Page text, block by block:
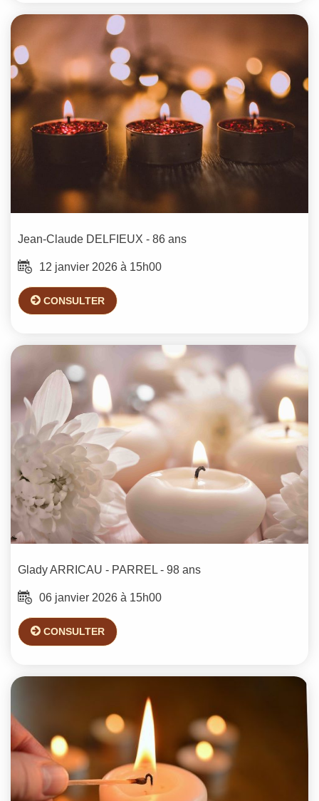
Jean-Claude DELFIEUX - 86 ans
12 janvier 2026 à 15h00
CONSULTER
GladyARRICAU - PARREL - 98 ans
06 janvier 2026 à 15h00
CONSULTER